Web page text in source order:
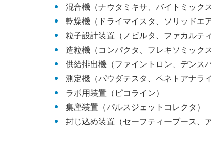
混合機（ナウタミキサ、バイトミックス
乾燥機（ドライマイスタ、ソリッドエ
粒子設計装置（ノビルタ、ファカルティ
造粒機（コンパクタ、フレキソミックス
供給排出機（ファイントロン、デンス
測定機（パウダテスタ、ペネトアナラ
ラボ用装置（ピコライン）
集塵装置（パルスジェットコレクタ）
封じ込め装置（セーフティーブース、